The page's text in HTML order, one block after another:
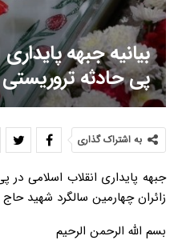
بیانیه جبهه
پی حادثه
به اشتراک گذاری
جبهه پایداری انقلاب اسلامی
زائران چهارمین سالگرد شهید
بسم الله الرحمن الرحیم